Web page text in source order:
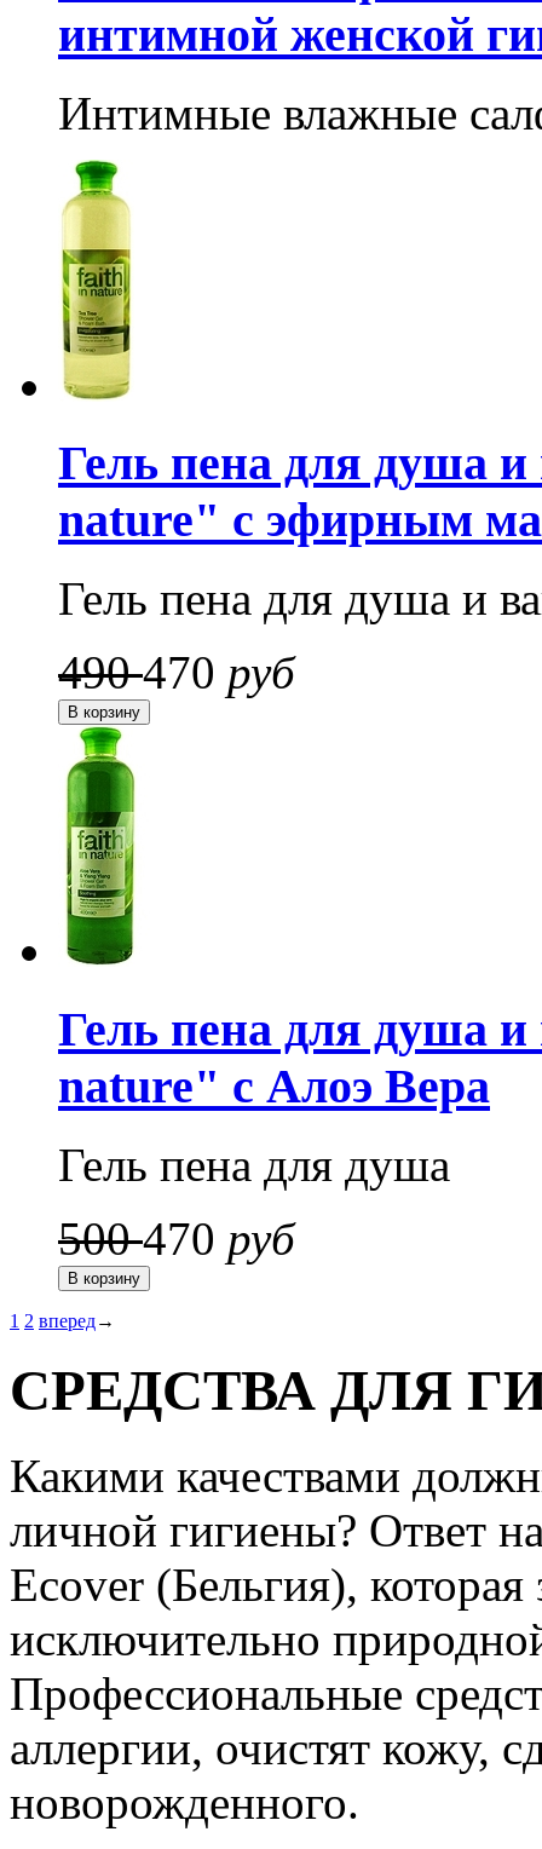
интимной женской
Интимные влажные
Гель пена для душа
nature" с эфирным
Гель пена для душа и
490470 руб
Гель пена для душа
nature" с Алоэ Вера
Гель пена для душа
500470 руб
1 2 вперед→
СРЕДСТВА ДЛЯ
Какими качествами
личной гигиены? Ответ
Ecover (Бельгия),
исключительно
Профессиональные
аллергии, очистят кожу,
новорожденного.